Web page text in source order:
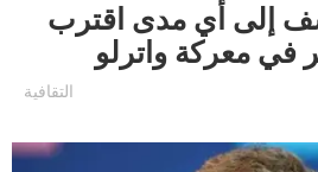
إلى أي مدى اقترب
في معركة واترلو
التقافية